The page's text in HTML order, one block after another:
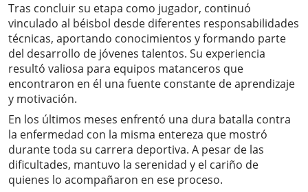
Tras concluir su etapa como jugador, continuó
vinculado al béisbol desde diferentes responsabilidades
técnicas, aportando conocimientos y formando parte
del desarrollo de jóvenes talentos. Su experiencia
resultó valiosa para equipos matanceros que
encontraron en él una fuente constante de aprendizaje
y motivación.
En los últimos meses enfrentó una dura batalla contra
la enfermedad con la misma entereza que mostró
durante toda su carrera deportiva. A pesar de las
dificultades, mantuvo la serenidad y el cariño de
quienes lo acompañaron en ese proceso.